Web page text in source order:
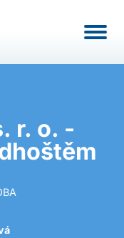
r. o. -